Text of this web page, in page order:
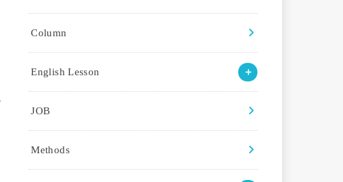
Column
English Lesson
JOB
Methods